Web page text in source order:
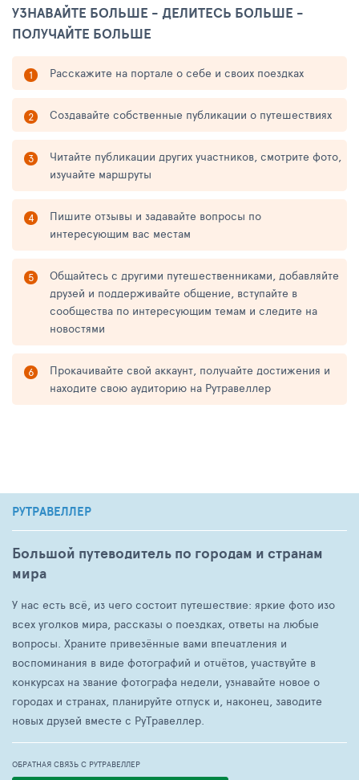
УЗНАВАЙТЕ БОЛЬШЕ - ДЕЛИТЕСЬ БОЛЬШЕ -
ПОЛУЧАЙТЕ БОЛЬШЕ
Расскажите на портале о себе и своих поездках
Создавайте собственные публикации о путешествиях
Читайте публикации других участников, смотрите фото,
изучайте маршруты
Пишите отзывы и задавайте вопросы по
интересующим вас местам
Общайтесь с другими путешественниками, добавляйте
друзей и поддерживайте общение, вступайте в
сообщества по интересующим темам и следите на
новостями
Прокачивайте свой аккаунт, получайте достижения и
находите свою аудиторию на Рутравеллер
РУТРАВЕЛЛЕР
Большой путеводитель по городам и странам
мира
У нас есть всё, из чего состоит путешествие: яркие фото изо
всех уголков мира, рассказы о поездках, ответы на любые
вопросы. Храните привезённые вами впечатления и
воспоминания в виде фотографий и отчётов, участвуйте в
конкурсах на звание фотографа недели, узнавайте новое о
городах и странах, планируйте отпуск и, наконец, заводите
новых друзей вместе с РуТравеллер.
ОБРАТНАЯ СВЯЗЬ С РУТРАВЕЛЛЕР